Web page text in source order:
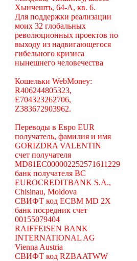
Хынчешть, 64-А, кв. 6.
Для поддержки реализации
моих 32 глобальных
революционных проектов по
выходу из надвигающегося
гибельного кризиса
нынешнего человечества
Кошельки WebMoney:
R406244805323,
E704323262706,
Z383672903962.
Переводы в Евро EUR
получатель, фамилия и имя
GORIZDRA VALENTIN
счет получателя
MD81EC000002252571611229
банк получателя BC
EUROCREDITBANK S.A.,
Chisinau, Moldova
СВИФТ код ECBM MD 2X
банк посредник счет
00155079404
RAIFFEISEN BANK
INTERNATIONAL AG
Vienna Austria
СВИФТ код RZBAATWW